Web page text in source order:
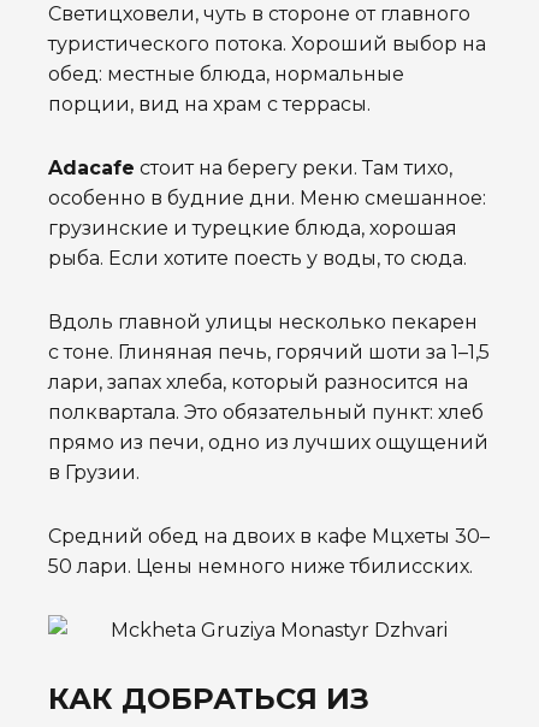
Светицховели, чуть в стороне от главного
туристического потока. Хороший выбор на
обед: местные блюда, нормальные
порции, вид на храм с террасы.
Adacafe стоит на берегу реки. Там тихо,
особенно в будние дни. Меню смешанное:
грузинские и турецкие блюда, хорошая
рыба. Если хотите поесть у воды, то сюда.
Вдоль главной улицы несколько пекарен
с тоне. Глиняная печь, горячий шоти за 1–1,5
лари, запах хлеба, который разносится на
полквартала. Это обязательный пункт: хлеб
прямо из печи, одно из лучших ощущений
в Грузии.
Средний обед на двоих в кафе Мцхеты 30–
50 лари. Цены немного ниже тбилисских.
КАК ДОБРАТЬСЯ ИЗ